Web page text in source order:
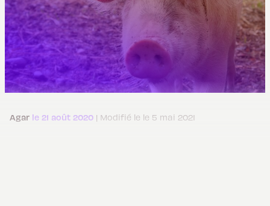
Agar le 21 août 2020 | Modifié le le 5 mai 2021